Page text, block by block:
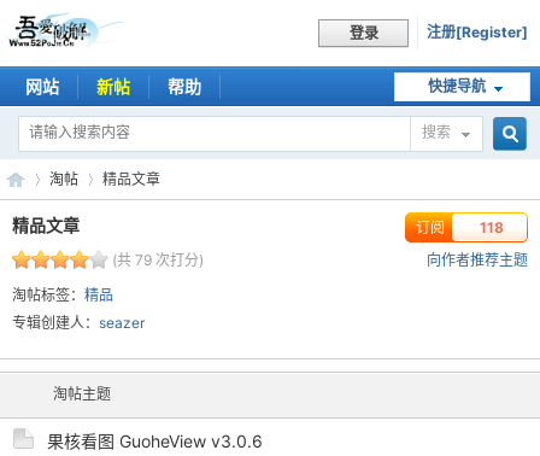
登录 注册[Register]
快捷导航
网站 新帖 帮助
搜索
索
淘帖 精品文章
精品文章 118
订阅
向作者推荐主题
(共 79 次打分)
淘帖标签： 精品
专辑创建人： seazer
淘帖主题
果核看图 GuoheView v3.0.6